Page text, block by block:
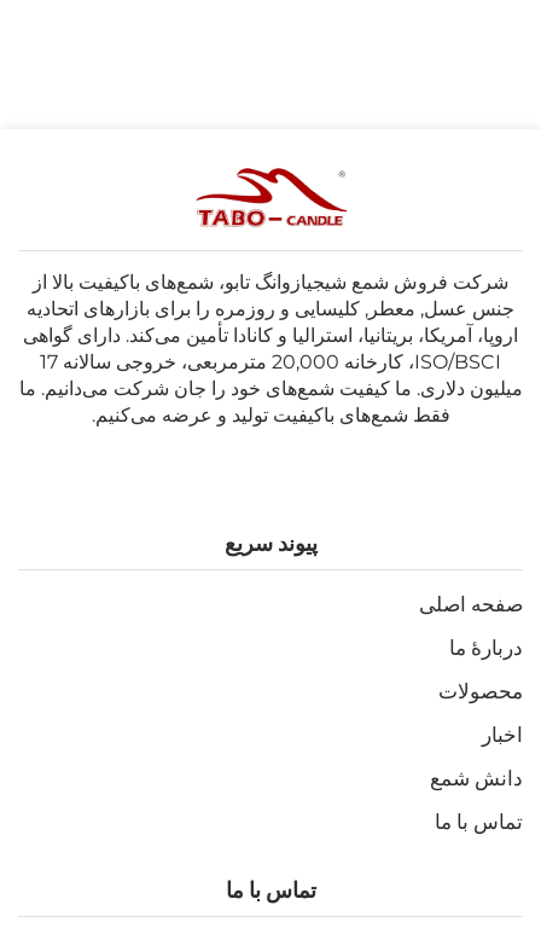
شرکت فروش شمع شیجیازوانگ تابو، شمع‌های باکیفیت بالا از
جنس عسل, معطر, کلیسایی و روزمره را برای بازارهای اتحادیه
اروپا، آمریکا، بریتانیا، استرالیا و کانادا تأمین می‌کند. دارای گواهی
ISO/BSCI، کارخانه 20,000 مترمربعی، خروجی سالانه 17
میلیون دلاری. ما کیفیت شمع‌های خود را جان شرکت می‌دانیم. ما
فقط شمع‌های باکیفیت تولید و عرضه می‌کنیم.
پیوند سریع
صفحه اصلی
دربارهٔ ما
محصولات
اخبار
دانش شمع
تماس با ما
تماس با ما